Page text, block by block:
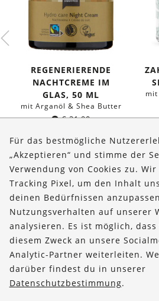
REGENERIERENDE
NACHTCREME IM
GLAS, 50 ML
mit Arganöl & Shea Butter
€21,90
Über uns
Bestellungen
Kontakt & Hilfe
FOLLOW US
Für das bestmögliche
„Akzeptieren“ und stimme der
Verwendung von Cookies zu.
Tracking Pixel, um den Inhalt
deinen Bedürfnissen
Nutzungsverhalten auf unserer
analysieren. Es ist möglich,
diesem Zweck an unsere
Analytic-Partner weiterleiten.
darüber findest du in unserer
Datenschutzbestimmung.